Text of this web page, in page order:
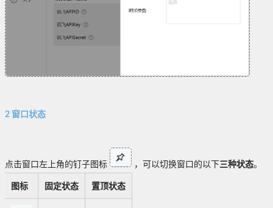
2 窗口状态
点击窗口左上角的钉子图标 ，可以切换窗口的以下三种状态。
图标 固定状态 置顶状态